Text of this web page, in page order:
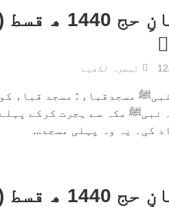
تبصرہ لکھیے
مسجدقباء : مسجد قباء
نبیﷺ مکہ سے ہجرت کرکے پہلے
کی۔ یہ وہ پہلی مسجد...